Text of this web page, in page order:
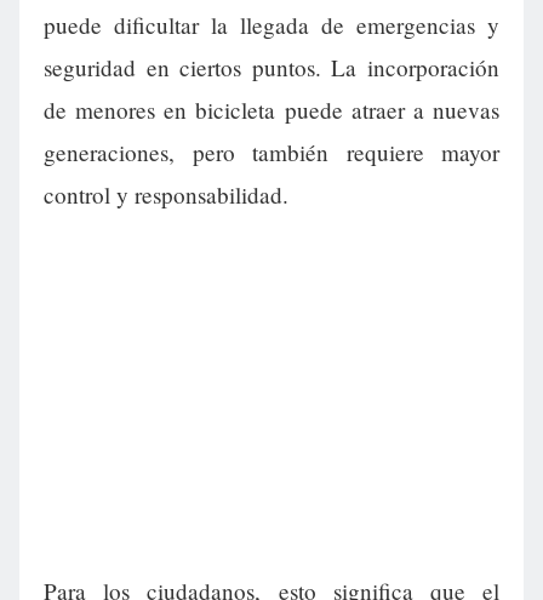
puede dificultar la llegada de emergencias y
seguridad en ciertos puntos. La incorporación
de menores en bicicleta puede atraer a nuevas
generaciones, pero también requiere mayor
control y responsabilidad.
Para los ciudadanos, esto significa que el